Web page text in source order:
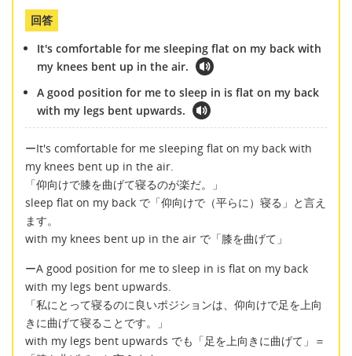
回答
It's comfortable for me sleeping flat on my back with
my knees bent up in the air.
A good position for me to sleep in is flat on my back
with my legs bent upwards.
ーIt's comfortable for me sleeping flat on my back with
my knees bent up in the air.
「仰向けで膝を曲げて寝るのが楽だ。」
sleep flat on my back で「仰向けで（平らに）寝る」と言え
ます。
with my knees bent up in the air で「膝を曲げて」
ーA good position for me to sleep in is flat on my back
with my legs bent upwards.
「私にとって寝るのに良いポジションは、仰向けで足を上向
きに曲げて寝ることです。」
with my legs bent upwards でも「足を上向きに曲げて」＝